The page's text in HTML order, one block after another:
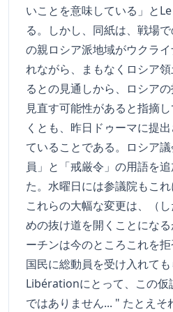
いことを意味している」と
る。しかし、同紙は、戦場
の親ロシア派地域がウクラ
れながら、まもなくロシア
るとの見通しから、ロシア
見直す可能性があると指摘
くとも、昨日ドゥーマに提
ていることである。ロシア
員」と「戒厳令」の用語を
た。水曜日には参議院もこれ
これらの大幅な変更は、（
めの抜け道を開くことにな
ーチンは今のところこれを
国民に総動員を受け入れても
Libérationにとって、この仮
ではありません... " たとえそ